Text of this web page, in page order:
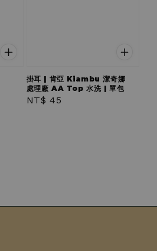
掛耳 | 肯亞 Kiambu 潔奇娜
處理廠 AA Top 水洗 | 單包
Regular
NT$ 45